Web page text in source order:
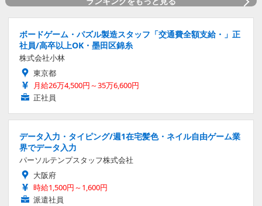
ボードゲーム・パズル製造スタッフ「交通費全額支給・」正
社員/高卒以上OK・墨田区錦糸
株式会社小林
東京都
月給26万4,500円～35万6,600円
正社員
データ入力・タイピング/週1在宅髪色・ネイル自由ゲーム業
界でデータ入力
パーソルテンプスタッフ株式会社
大阪府
時給1,500円～1,600円
派遣社員